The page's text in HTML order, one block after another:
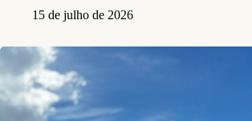
15 de julho de 2026